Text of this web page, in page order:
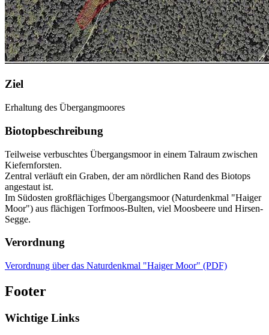
Ziel
Erhaltung des Übergangmoores
Biotopbeschreibung
Teilweise verbuschtes Übergangsmoor in einem Talraum zwischen
Kiefernforsten.
Zentral verläuft ein Graben, der am nördlichen Rand des Biotops
angestaut ist.
Im Südosten großflächiges Übergangsmoor (Naturdenkmal "Haiger
Moor") aus flächigen Torfmoos-Bulten, viel Moosbeere und Hirsen-
Segge.
Verordnung
Verordnung über das Naturdenkmal "Haiger Moor" (PDF)
Footer
Wichtige Links